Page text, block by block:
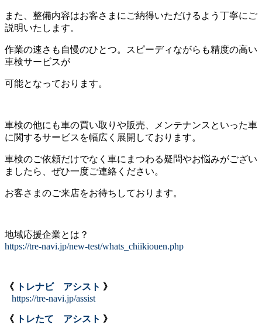
また、整備内容はお客さまにご納得いただけるよう丁寧にご
説明いたします。
作業の速さも自慢のひとつ。スピーディながらも精度の高い
車検サービスが
可能となっております。
車検の他にも車の買い取りや販売、メンテナンスといった車
に関するサービスを幅広く展開しております。
車検のご依頼だけでなく車にまつわる疑問やお悩みがござい
ましたら、ぜひ一度ご連絡ください。
お客さまのご来店をお待ちしております。
地域応援企業とは？
https://tre-navi.jp/new-test/whats_chiikiouen.php
《 トレナビ アシスト 》
https://tre-navi.jp/assist
《 トレたて アシスト 》